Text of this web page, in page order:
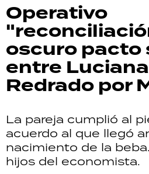
Operativo
oscuro pacto
entre
Redrado por
La pareja cumplió al
acuerdo al que llegó
nacimiento de la
hijos del economista.
ACTUALIDAD
POLICIALES
ECONOMÍA
SALUD
DEPORTES